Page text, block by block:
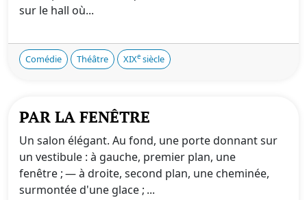
sur le hall où...
Comédie Théâtre XIXe siècle
PAR LA FENÊTRE
Un salon élégant. Au fond, une porte donnant sur
un vestibule : à gauche, premier plan, une
fenêtre ; — à droite, second plan, une cheminée,
surmontée d'une glace ; ...